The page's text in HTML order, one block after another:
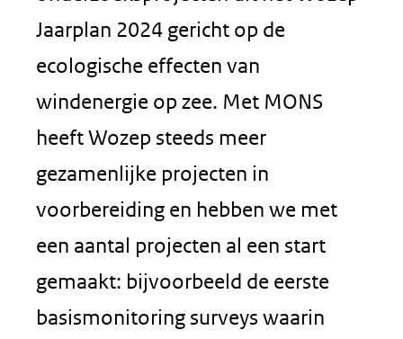
Jaarplan 2024 gericht op de
ecologische effecten van
windenergie op zee. Met MONS
heeft Wozep steeds meer
gezamenlijke projecten in
voorbereiding en hebben we met
een aantal projecten al een start
gemaakt: bijvoorbeeld de eerste
basismonitoring surveys waarin